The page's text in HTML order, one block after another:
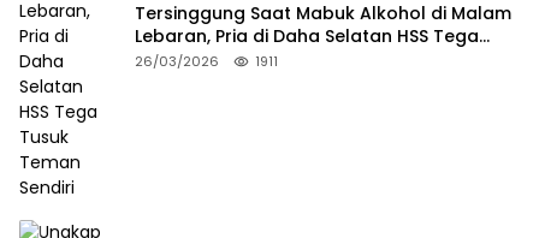
Tersinggung Saat Mabuk Alkohol di Malam
Lebaran, Pria di Daha Selatan HSS Tega
Tusuk Teman Sendiri
26/03/2026 1911